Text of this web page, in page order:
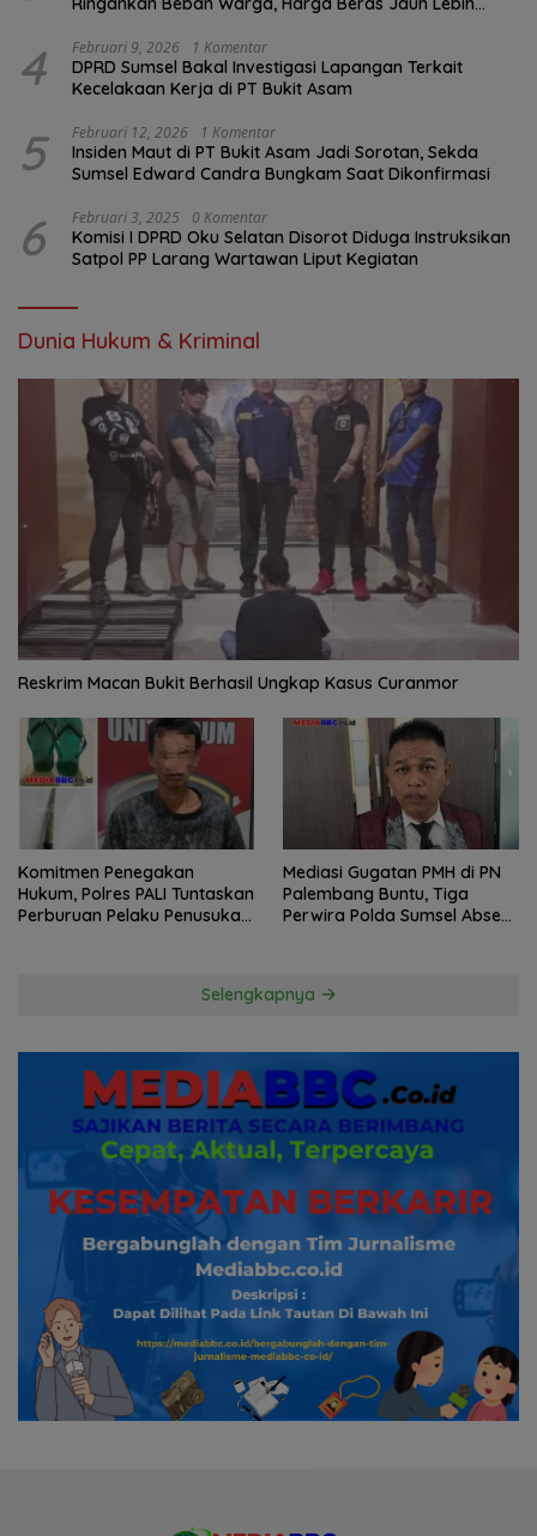
4 Februari 9, 2026 1 Komentar
DPRD Sumsel Bakal Investigasi Lapangan Terkait
Kecelakaan Kerja di PT Bukit Asam
5 Februari 12, 2026 1 Komentar
Insiden Maut di PT Bukit Asam Jadi Sorotan, Sekda
Sumsel Edward Candra Bungkam Saat Dikonfirmasi
6 Februari 3, 2025 0 Komentar
Komisi I DPRD Oku Selatan Disorot Diduga Instruksikan
Satpol PP Larang Wartawan Liput Kegiatan
Dunia Hukum & Kriminal
Reskrim Macan Bukit Berhasil Ungkap Kasus Curanmor
Komitmen Penegakan
Hukum, Polres PALI Tuntaskan
Perburuan Pelaku Penusukan
Mediasi Gugatan PMH di PN
Palembang Buntu, Tiga
Perwira Polda Sumsel Absen,
Selengkapnya